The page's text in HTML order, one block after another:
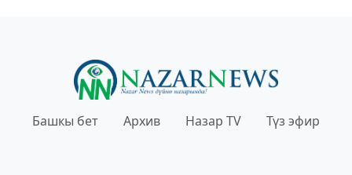
Башкы бет Архив Назар TV Түз эфир